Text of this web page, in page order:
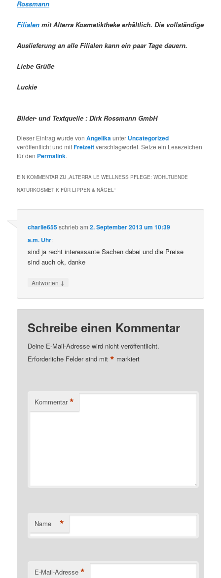
Rossmann
Filialen mit Alterra Kosmetiktheke erhältlich. Die vollständige
Auslieferung an alle Filialen kann ein paar Tage dauern.
Liebe Grüße
Luckie
Bilder- und Textquelle : Dirk Rossmann GmbH
Dieser Eintrag wurde vonAngelikaunter Uncategorized
veröffentlicht und mitFreizeitverschlagwortet. Setze ein Lesezeichen
für den Permalink.
EIN KOMMENTAR ZU „ALTERRA LE WELLNESS PFLEGE: WOHLTUENDE
NATURKOSMETIK FÜR LIPPEN & NÄGEL“
charlie655schriebam2. September 2013 um 10:39
a.m. Uhr:
sind ja recht interessante Sachen dabei und die Preise
sind auch ok, danke
Antworten ↓
Schreibe einen Kommentar
Deine E-Mail-Adresse wird nicht veröffentlicht.
Erforderliche Felder sind mit* markiert
Kommentar *
Name *
E-Mail-Adresse *